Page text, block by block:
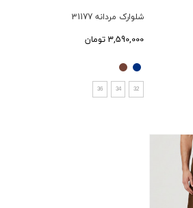
شلوارک مردانه 31177
3,590,000 تومان
32
34
36